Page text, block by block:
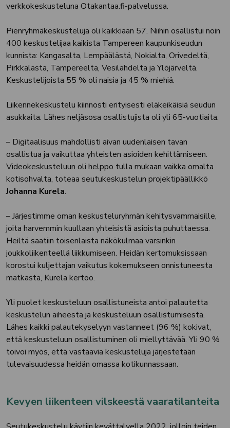
verkkokeskusteluna Otakantaa.fi-palvelussa.
Pienryhmäkeskusteluja oli kaikkiaan 57. Niihin osallistui noin
400 keskustelijaa kaikista Tampereen kaupunkiseudun
kunnista: Kangasalta, Lempäälästä, Nokialta, Orivedeltä,
Pirkkalasta, Tampereelta, Vesilahdelta ja Ylöjärveltä.
Keskustelijoista 55 % oli naisia ja 45 % miehiä.
Liikennekeskustelu kiinnosti erityisesti eläkeikäisiä seudun
asukkaita. Lähes neljäsosa osallistujista oli yli 65-vuotiaita.
– Digitaalisuus mahdollisti aivan uudenlaisen tavan
osallistua ja vaikuttaa yhteisten asioiden kehittämiseen.
Videokeskusteluun oli helppo tulla mukaan vaikka omalta
kotisohvalta, toteaa seutukeskustelun projektipäällikkö
Johanna Kurela.
– Järjestimme oman keskusteluryhmän kehitysvammaisille,
joita harvemmin kuullaan yhteisistä asioista puhuttaessa.
Heiltä saatiin toisenlaista näkökulmaa varsinkin
joukkoliikenteellä liikkumiseen. Heidän kertomuksissaan
korostui kuljettajan vaikutus kokemukseen onnistuneesta
matkasta, Kurela kertoo.
Yli puolet keskusteluun osallistuneista antoi palautetta
keskustelun aiheesta ja keskusteluun osallistumisesta.
Lähes kaikki palautekyselyyn vastanneet (96 %) kokivat,
että keskusteluun osallistuminen oli miellyttävää. Yli 90 %
toivoi myös, että vastaavia keskusteluja järjestetään
tulevaisuudessa heidän omassa kotikunnassaan.
Kevyen liikenteen vilskeestä vaaratilanteita